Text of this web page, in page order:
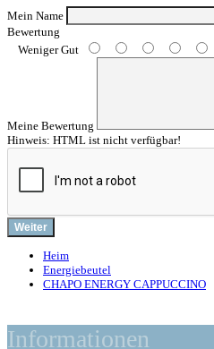
Mein Name
Bewertung
Weniger Gut
Meine Bewertung
Hinweis: HTML ist nicht verfügbar!
Weiter
Heim
Energiebeutel
CHAPO ENERGY CAPPUCCINO
Informationen